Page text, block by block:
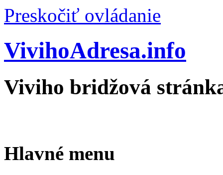
Preskočiť ovládanie
VivihoAdresa.info
Viviho bridžová
Hlavné menu